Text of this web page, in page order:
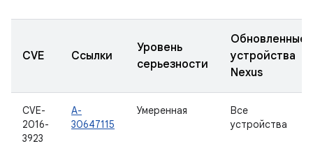
CVE Ссылки
Уровень
серьезности
Обновленные
устройства
Nexus
CVE-
2016-
3923
A-
30647115
Умеренная
Все
устройства